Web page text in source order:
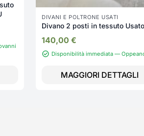
DIVANI E POLTRONE USATI
Divano 2 posti in tessuto
140,00 €
Disponibilità immediata —
MAGGIORI DETTAGLI